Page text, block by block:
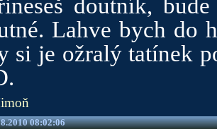
doutník,
Lahve bych do
si je ožralý tatínek
08:02:06